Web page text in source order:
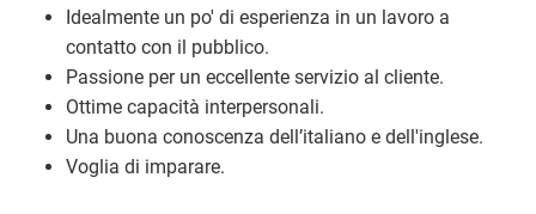
Idealmente un po' di esperienza in un lavoro a
contatto con il pubblico.
Passione per un eccellente servizio al cliente.
Ottime capacità interpersonali.
Una buona conoscenza dell’italiano e dell'inglese.
Voglia di imparare.